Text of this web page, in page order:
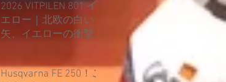
2026 VITPILEN 801 イ
エロー｜北欧の白い
矢、イエローの衝撃
Husqvarna FE 250！ご